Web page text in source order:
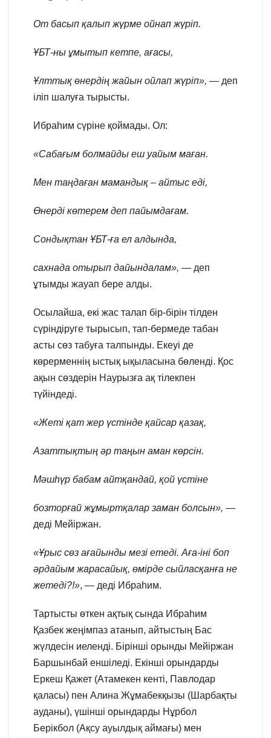
От басып қалып жүрме ойнап жүріп.
ҰБТ-ны ұмытып кетпе, ағасы,
Ұлттық өнердің жайын ойлап жүріп», — деп
іліп шалуға тырысты.
Ибраһим сүріне қоймады. Ол:
«Сабағым болмайды еш уайым маған.
Мен таңдаған мамандық – айтыс еді,
Өнерді көтерем деп пайымдағам.
Сондықтан ҰБТ-ға ел алдында,
сахнада отырып дайындалам», — деп
ұтымды жауап бере алды.
Осылайша, екі жас талап бір-бірін тілден
сүріндіруге тырысып, тап-бермеде табан
асты сөз табуға талпынды. Екеуі де
көрерменнің ыстық ықыласына бөленді. Қос
ақын сөздерін Наурызға ақ тілекпен
түйіндеді.
«Жеті қат жер үстінде қайсар қазақ,
Азаттықтың әр таңын аман көрсін.
Мәшһүр бабам айтқандай, қой үстіне
бозторғай жұмыртқалар заман болсын», —
деді Мейіржан.
«Ұрыс сөз ағайынды мезі етеді. Аға-іні боп
әрдайым жарасайық, өмірде сыйласқанға не
жетеді?!», — деді Ибраһим.
Тартысты өткен ақтық сында Ибраһим
Қазбек жеңімпаз атанып, айтыстың Бас
жүлдесін иеленді. Бірінші орынды Мейіржан
Баршынбай еншіледі. Екінші орындарды
Еркеш Қажет (Атамекен кенті, Павлодар
қаласы) пен Алина Жұмабекқызы (Шарбақты
ауданы), үшінші орындарды Нұрбол
Берікбол (Ақсу ауылдық аймағы) мен